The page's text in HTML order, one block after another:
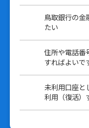
鳥取銀行の金
たい
住所や電話番
すればよいで
未利用口座と
利用（復活）